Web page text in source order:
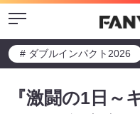
Menu
# ダブルインパクト2026
『激闘の1日～